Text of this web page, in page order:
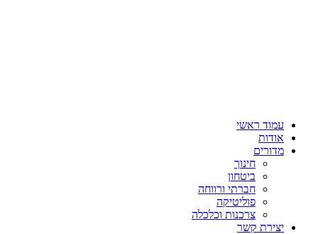
עמוד ראשי
אודות
מדורים
חינוך
ביטחון
חברתי ורווחה
פוליטיקה
צרכנות וכלכלה
יצירת קשר